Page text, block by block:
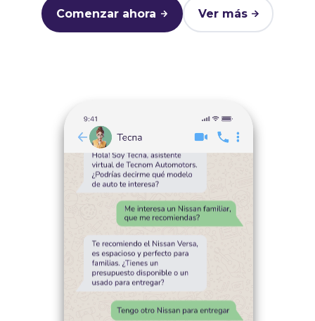
Comenzar ahora Ver más